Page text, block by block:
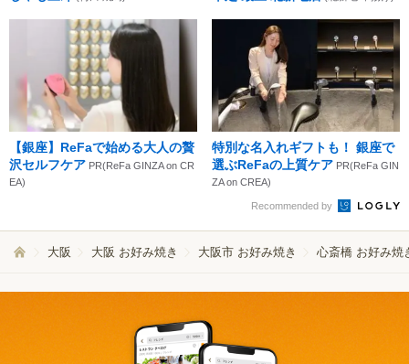
【銀座】ReFaで始める大人の贅
沢セルフケア PR(ReFa GINZA on CR
EA)
特別な名入れギフトも！ 銀座で
選ぶReFaの上質ケア PR(ReFa GIN
ZA on CREA)
Recommended by
大阪 大阪 お好み焼き 大阪市 お好み焼き 心斎橋 お好み焼